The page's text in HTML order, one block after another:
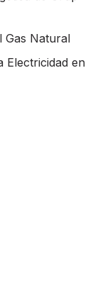
Gas Natural
Electricidad en